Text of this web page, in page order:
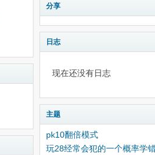
分享
日志
现在还没有日志
主题
pk10翻倍模式
玩28经常会犯的一个概率学